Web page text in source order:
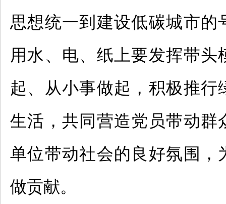
思想统一到建设低碳城市的
用水、电、纸上要发挥带头
起、从小事做起 ， 积极推行
生活，共同营造党员带动群
单位带动社会的良好氛围，
做贡献。